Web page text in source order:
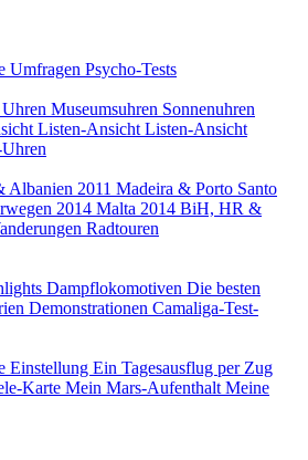
Umfragen Psycho-Tests
Museumsuhren Sonnenuhren
Listen-Ansicht Listen-Ansicht
Albanien 2011 Madeira & Porto Santo
2014 Malta 2014 BiH, HR &
Radtouren
Dampflokomotiven Die besten
Demonstrationen Camaliga-Test-
Einstellung Ein Tagesausflug per Zug
Karte Mein Mars-Aufenthalt Meine